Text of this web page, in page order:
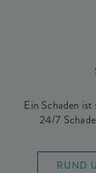
Ein Schaden ist
24/7
RUND